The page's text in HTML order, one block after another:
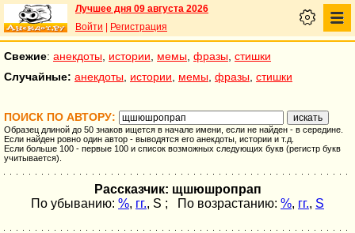
Лучшее дня 09 августа 2026
Войти
Регистрация
Свежие: анекдоты истории мемы фразы стишки
Случайные: анекдоты истории мемы фразы стишки
ПОИСК ПО АВТОРУ:
Образец длиной до 50 знаков ищется в начале имени, если не найден - в середине.
Если найден ровно один автор - выводятся его анекдоты, истории и т.д.
Если больше 100 - первые 100 и список возможных следующих букв (регистр букв
учитывается).
Рассказчик: щшюшропрап
По убыванию: %, гг., S ; По возрастанию: %, гг., S